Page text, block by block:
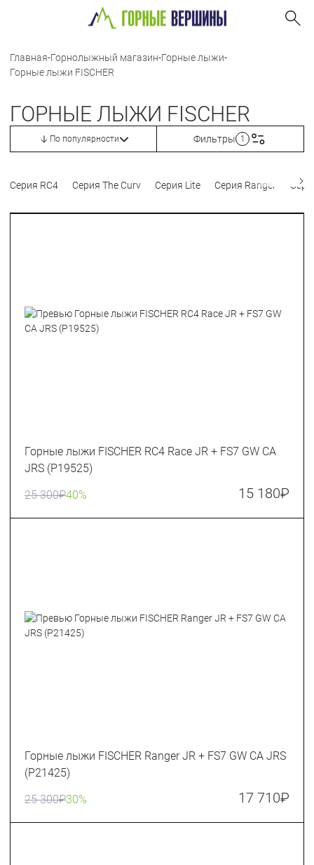
Главная-Горнолыжный магазин-Горные лыжи-
Горные лыжи FISCHER
ГОРНЫЕ ЛЫЖИ FISCHER
По популярности Фильтры 1
Серия RC4 Серия The Curv Серия Lite Серия Ranger
Горные лыжи FISCHER RC4 Race JR + FS7 GW CA
JRS (P19525)
25 300₽40% 15 180₽
Горные лыжи FISCHER Ranger JR + FS7 GW CA JRS
(P21425)
25 300₽30% 17 710₽